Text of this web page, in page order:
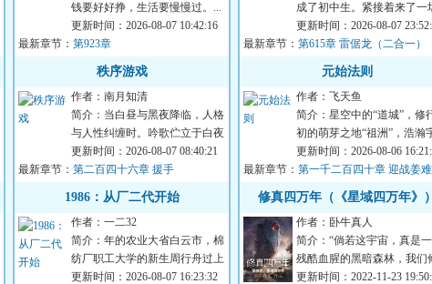
钱要好好挣，生活要慢慢过。...
更新时间：2026-08-07 10:42:16
最新章节： 第923章
秩序游戏
作者：南月知清
简介：当白昼与黑夜降临，人格
与人性纠缠时。吟歌伫立于白夜
与混乱之巅，漠视一切失去与背
叛。“人性是我...
更新时间：2026-08-07 08:40:21
最新章节： 第二百四十六章 援手
1986：从厂二代开始
作者：一二32
简介：年的农业大省白云市，棉
纺厂职工大学的新生周行舟过上
了别人羡慕不来的美好生活。若
更新时间：2026-08-07 16:23:32
成了初中生。紧接着来了一
拟考。毕业她怕了吗？她怕
了……这考的都什么...
更新时间：2026-08-07
最新章节： 第615章 雷倨龙（二合一）
元始法则
作者：飞天鱼
简介：星空中的“道城”，修
初的萌芽之地“祖洲”，浩瀚
水之起源“神仓古泽”，虚暗
区“战斧座...
更新时间：2026-08-06
最新章节： 第一千二百四十章 迎战姜难
修真四万年（《星域四万年》）
作者：卧牛真人
简介：“倘若这宇宙，真是
残酷血腥的黑暗森林，我们
者，也会燃烧自己的生命，
更新时间：2022-11-23